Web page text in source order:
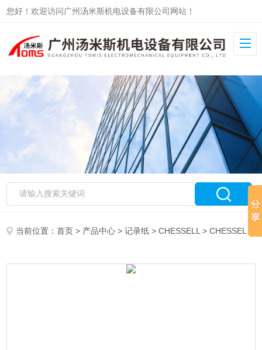
您好！欢迎访问广州汤米斯机电设备有限公司网站！
当前位置：首页 > 产品中心 >记录纸 >CHESSELL > CHESSELL记录纸GD128970U045